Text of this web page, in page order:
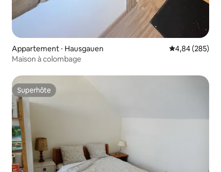
Appartement ⋅ Hausgauen Évaluation
4,84 (285)
Maison à colombage
Superhôte
Superhôte